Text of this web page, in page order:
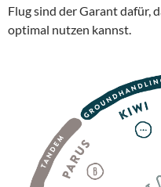
Flug sind der Garant dafür,
optimal nutzen kannst.